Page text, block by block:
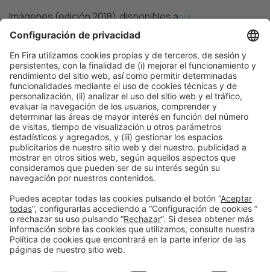
Imágenes (edición 2018) disponibles aquí
Fotografías encuentro con la prensa
Maria Dolores Herranz
Tel. 93 233 25 41
mdherranz@firabarcelona.com